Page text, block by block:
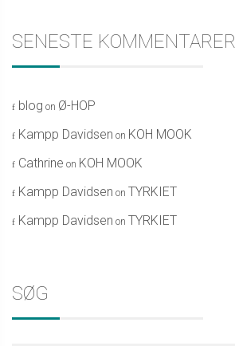
SENESTE KOMMENTARER
blog on Ø-HOP
Kampp Davidsen on KOH MOOK
Cathrine on KOH MOOK
Kampp Davidsen on TYRKIET
Kampp Davidsen on TYRKIET
SØG